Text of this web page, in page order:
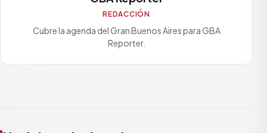
REDACCIÓN
Cubre la agenda del Gran Buenos Aires para GBA
Reporter.